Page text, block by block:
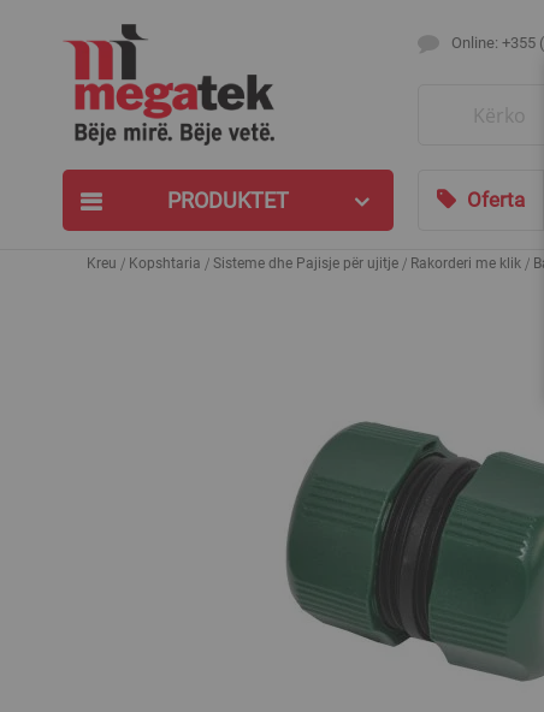
Online: +355
PRODUKTET Oferta
Kreu Kopshtaria Sisteme dhe Pajisje për ujitje Rakorderi me klik